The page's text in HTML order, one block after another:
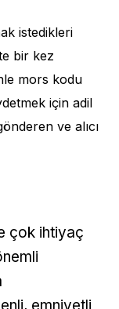
istedikleri
bir kez
mors kodu
için adil
ve alıcı
çok ihtiyaç